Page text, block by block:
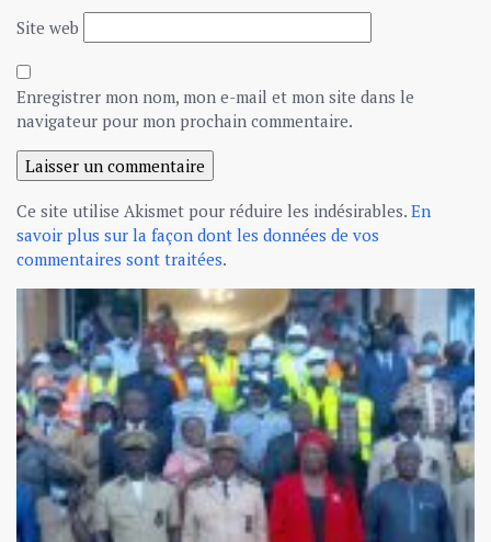
Site web
Enregistrer mon nom, mon e-mail et mon site dans le
navigateur pour mon prochain commentaire.
Ce site utilise Akismet pour réduire les indésirables. En
savoir plus sur la façon dont les données de vos
commentaires sont traitées.